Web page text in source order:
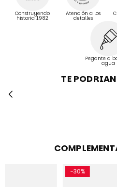
Construyendo
historia 1982
Atención a los
detalles
Pegante a
agua
TE